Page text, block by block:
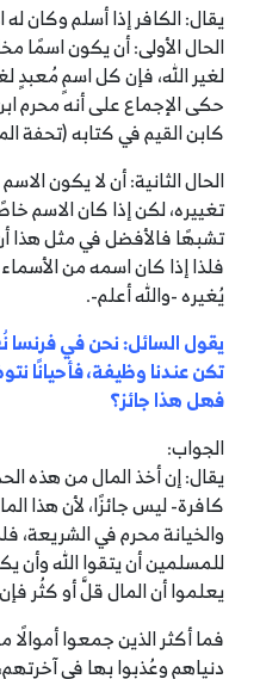
يقال: الكافر إذا أسلم وكان
الحال الأولى: أن يكون اسمًا
لغير الله، فإن كل اسمٍ مُعبدٍ
حكى الإجماع على أنه محرم
كابن القيم في كتابه (تحفة
الحال الثانية: أن لا يكون
تغييره، لكن إذا كان الاسم
تشبهًا فالأفضل في مثل هذا
فلذا إذا كان اسمه من
يُغيره -والله أعلم-.
يقول السائل: نحن في فرنسا
تكن عندنا وظيفة، فأحيانًا
فهل هذا جائز؟
الجواب:
يقال: إن أخذ المال من هذه
كافرة- ليس جائزًا، لأن هذا
والخيانة محرم في الشريعة،
للمسلمين أن يتقوا الله وأن
يعلموا أن المال قلَّ أو كثُر
فما أكثر الذين جمعوا
دنياهم وعُذبوا بها في